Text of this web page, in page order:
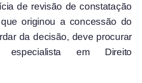
de revisão de constatação
originou a concessão do
da decisão, deve procurar
especialista em Direito